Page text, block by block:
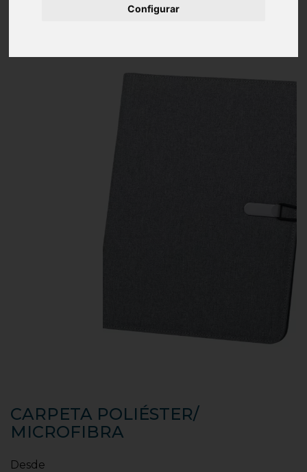
Configurar
CARPETA POLIÉSTER/
MICROFIBRA
Desde